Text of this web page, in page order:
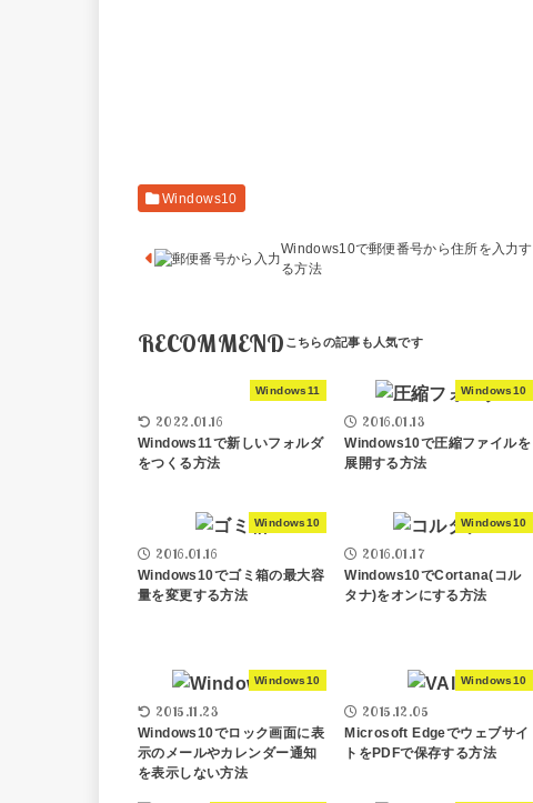
Windows10
Windows10で郵便番号から住所を入力す
る方法
RECOMMEND
Windows11
2022.01.16
Windows11で新しいフォルダ
をつくる方法
Windows10
2016.01.13
Windows10で圧縮ファイルを
展開する方法
Windows10
2016.01.16
Windows10でゴミ箱の最大容
量を変更する方法
Windows10
2016.01.17
Windows10でCortana(コル
タナ)をオンにする方法
Windows10
2015.11.23
Windows10でロック画面に表
示のメールやカレンダー通知
を表示しない方法
Windows10
2015.12.05
Microsoft Edgeでウェブサイ
トをPDFで保存する方法